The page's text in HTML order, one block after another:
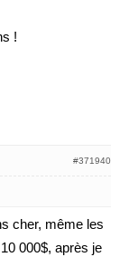
!
#371940
cher, même les
000$, après je